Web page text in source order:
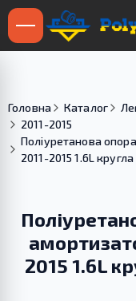
Головна Каталог
2011-2015
Поліуретанова
2011-2015 1.6L
2015 1.6L